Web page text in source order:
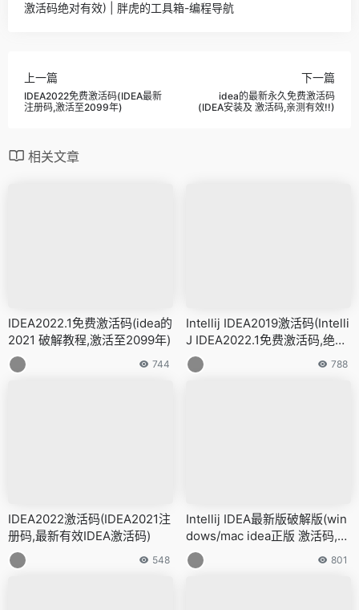
激活码绝对有效) | 胖虎的工具箱-编程导航
上一篇
IDEA2022免费激活码(IDEA最新
注册码,激活至2099年)
下一篇
idea的最新永久免费激活码
(IDEA安装及 激活码,亲测有效!!)
相关文章
IDEA2022.1免费激活码(idea的
2021 破解教程,激活至2099年)
744
Intellij IDEA2019激活码(Intelli
J IDEA2022.1免费激活码,绝对
有效)
788
IDEA2022激活码(IDEA2021注
册码,最新有效IDEA激活码)
548
Intellij IDEA最新版破解版(win
dows/mac idea正版 激活码,成
功激活)
801